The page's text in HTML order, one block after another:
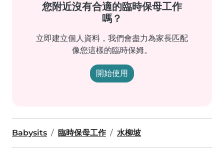
您附近沒有合適的臨時保母工作
嗎？
立即建立個人資料，我們會盡力為家長匹配
像您這樣的臨時保姆。
開始使用
Babysits 臨時保母工作 水柳坡